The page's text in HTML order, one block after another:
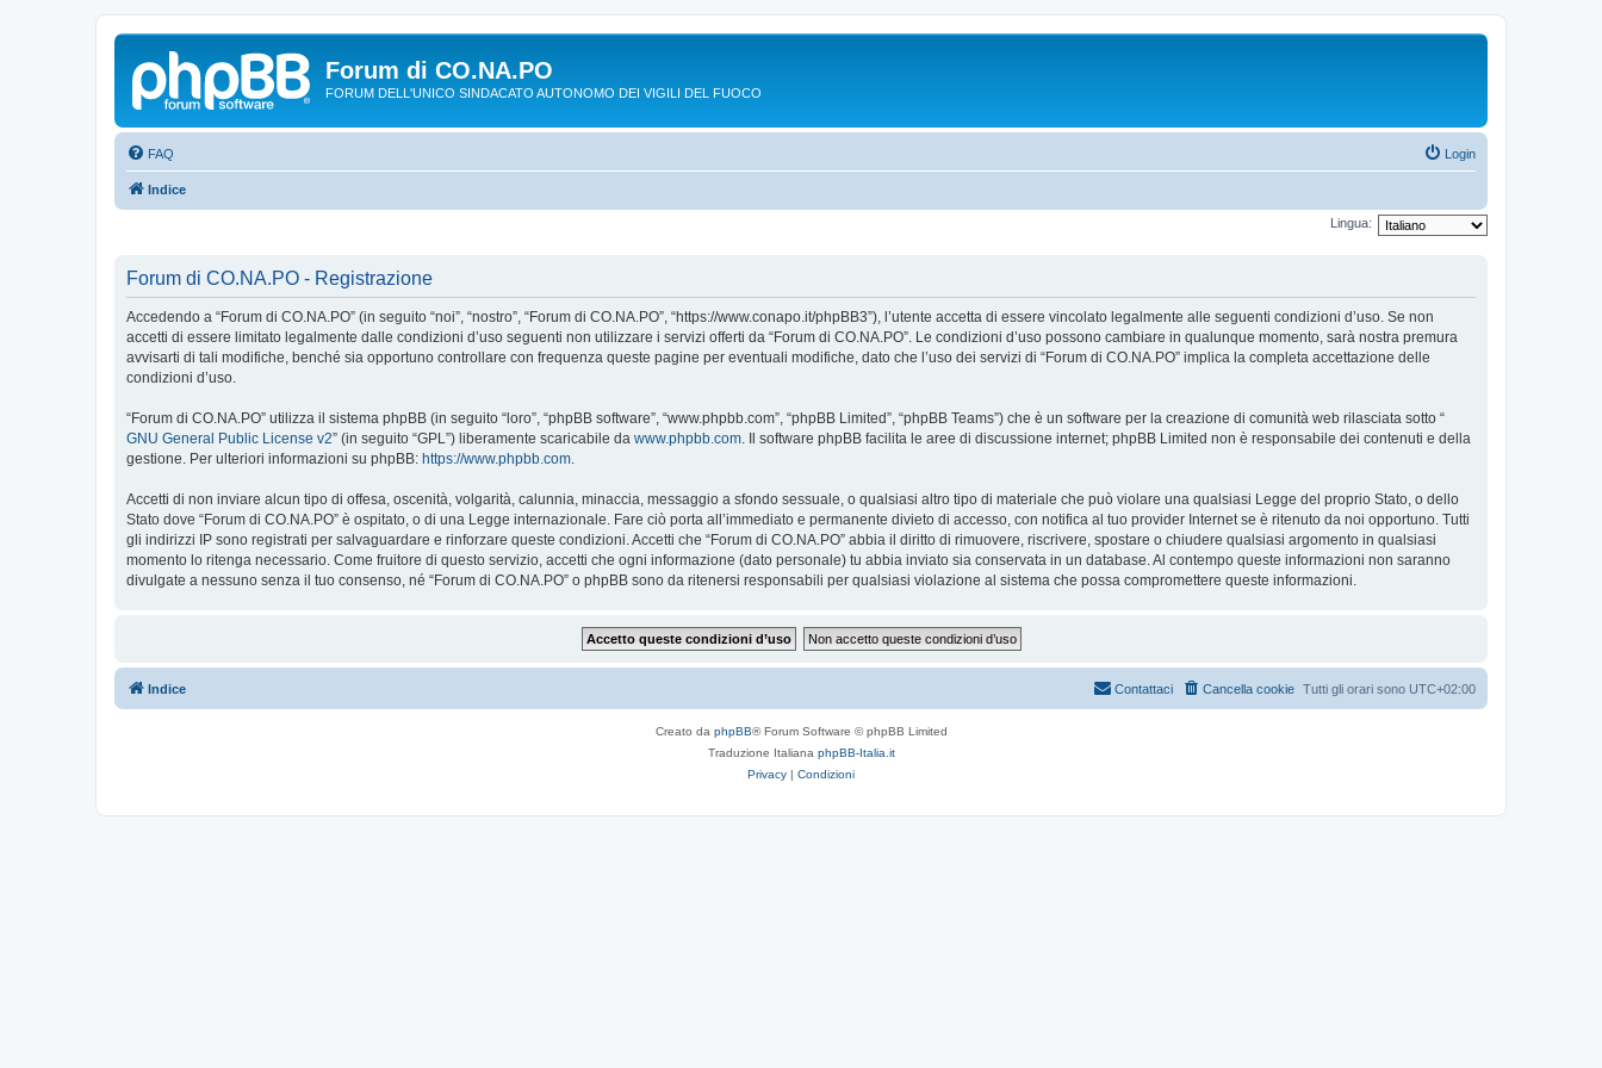
Forum di CO.NA.PO
FORUM DELL'UNICO SINDACATO AUTONOMO DEI VIGILI DEL FUOCO
FAQ Login
Indice
Lingua:
Forum di CO.NA.PO - Registrazione
Accedendo a “Forum di CO.NA.PO” (in seguito “noi”, “nostro”, “Forum di CO.NA.PO”, “https://www.conapo.it/phpBB3”), l’utente accetta di essere vincolato legalmente alle seguenti condizioni d’uso. Se non
accetti di essere limitato legalmente dalle condizioni d’uso seguenti non utilizzare i servizi offerti da “Forum di CO.NA.PO”. Le condizioni d’uso possono cambiare in qualunque momento, sarà nostra premura
avvisarti di tali modifiche, benché sia opportuno controllare con frequenza queste pagine per eventuali modifiche, dato che l’uso dei servizi di “Forum di CO.NA.PO” implica la completa accettazione delle
condizioni d’uso.
“Forum di CO.NA.PO” utilizza il sistema phpBB (in seguito “loro”, “phpBB software”, “www.phpbb.com”, “phpBB Limited”, “phpBB Teams”) che è un software per la creazione di comunità web rilasciata sotto “
GNU General Public License v2” (in seguito “GPL”) liberamente scaricabile da www.phpbb.com. Il software phpBB facilita le aree di discussione internet; phpBB Limited non è responsabile dei contenuti e della
gestione. Per ulteriori informazioni su phpBB: https://www.phpbb.com.
Accetti di non inviare alcun tipo di offesa, oscenità, volgarità, calunnia, minaccia, messaggio a sfondo sessuale, o qualsiasi altro tipo di materiale che può violare una qualsiasi Legge del proprio Stato, o dello
Stato dove “Forum di CO.NA.PO” è ospitato, o di una Legge internazionale. Fare ciò porta all’immediato e permanente divieto di accesso, con notifica al tuo provider Internet se è ritenuto da noi opportuno. Tutti
gli indirizzi IP sono registrati per salvaguardare e rinforzare queste condizioni. Accetti che “Forum di CO.NA.PO” abbia il diritto di rimuovere, riscrivere, spostare o chiudere qualsiasi argomento in qualsiasi
momento lo ritenga necessario. Come fruitore di questo servizio, accetti che ogni informazione (dato personale) tu abbia inviato sia conservata in un database. Al contempo queste informazioni non saranno
divulgate a nessuno senza il tuo consenso, né “Forum di CO.NA.PO” o phpBB sono da ritenersi responsabili per qualsiasi violazione al sistema che possa compromettere queste informazioni.
Indice Tutti gli orari sono UTC+02:00
Cancella cookie
Contattaci
Creato da phpBB® Forum Software © phpBB Limited
Traduzione Italiana phpBB-Italia.it
Privacy | Condizioni